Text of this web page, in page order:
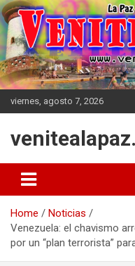
Skip
to
content
viernes, agosto 7, 2026
Home
Noticias
Venezuela: el chavismo
por un “plan terrorista”